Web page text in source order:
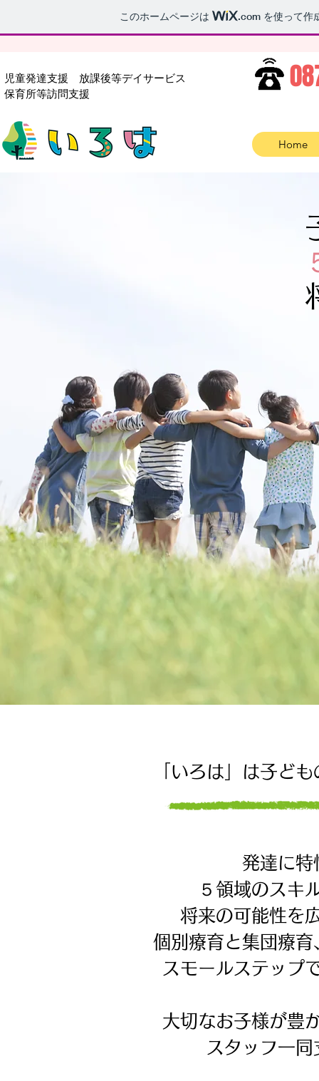
このホームページは .com を使って作
児童発達支援
​保育所等訪問支援
放課後等デイサービス
Home
「いろは」は子ど
発達に特
５領域のスキ
将来の可能性を
個別療育と集団療
スモールステップ
大切なお子様が豊
スタッフ一